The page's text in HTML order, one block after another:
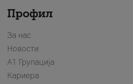
Профил
За нас
Новости
А1 Групација
Кариера